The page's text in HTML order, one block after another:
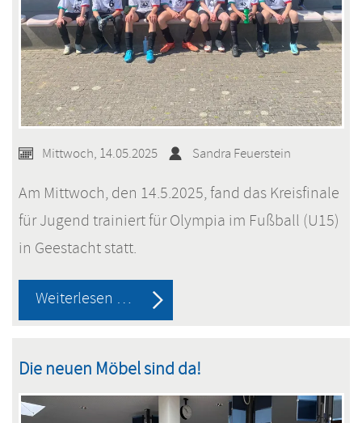
Mittwoch, 14.05.2025 Sandra Feuerstein
Am Mittwoch, den 14.5.2025, fand das Kreisfinale
für Jugend trainiert für Olympia im Fußball (U15)
in Geestacht statt.
Weiterlesen … Jugend
trainiert
Olympia
-
Die neuen Möbel sind da!